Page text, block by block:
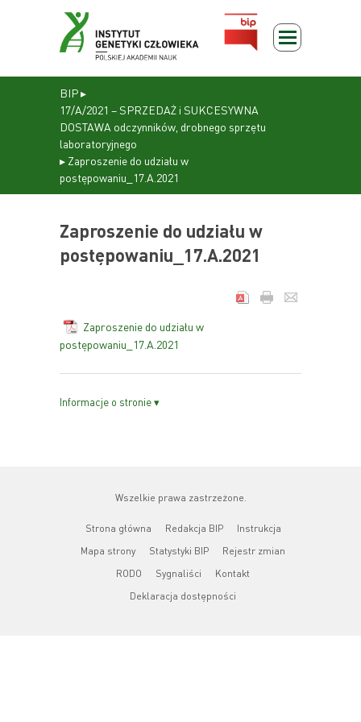
BIP▸
17/A/2021 – SPRZEDAŻ i SUKCESYWNA
DOSTAWA odczynników, drobnego sprzętu
laboratoryjnego
▸ Zaproszenie do udziału w
postępowaniu_17.A.2021
Zaproszenie do udziału w
postępowaniu_17.A.2021
Zaproszenie do udziału w
postępowaniu_17.A.2021
Informacje o stronie ▾
Wszelkie prawa zastrzeżone.
Strona główna Redakcja BIP
Instrukcja
Mapa strony
Statystyki BIP
Rejestr zmian
RODO
Sygnaliści
Kontakt
Deklaracja dostępności